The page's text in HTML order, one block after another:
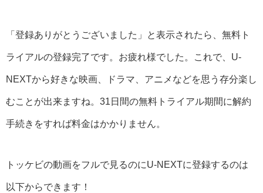
「登録ありがとうございました」と表示されたら、無料ト
ライアルの登録完了です。お疲れ様でした。これで、U-
NEXTから好きな映画、ドラマ、アニメなどを思う存分楽し
むことが出来ますね。31日間の無料トライアル期間に解約
手続きをすれば料金はかかりません。
トッケビの動画をフルで見るのにU-NEXTに登録するのは
以下からできます！